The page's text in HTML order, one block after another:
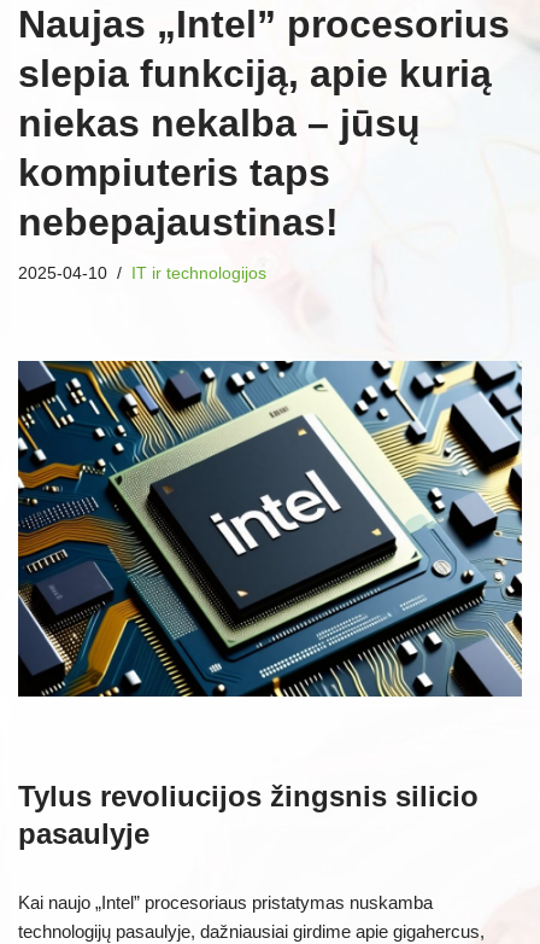
Naujas „Intel” procesorius
slepia funkciją, apie kurią
niekas nekalba – jūsų
kompiuteris taps
nebepajaustinas!
2025-04-10 IT ir technologijos
Tylus revoliucijos žingsnis silicio
pasaulyje
Kai naujo „Intel” procesoriaus pristatymas nuskamba
technologijų pasaulyje, dažniausiai girdime apie gigahercus,